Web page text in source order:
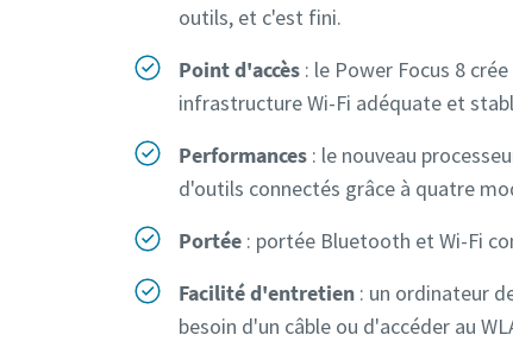
outils, et c'est fini.
Point d'accès : le Power Focus 8
infrastructure Wi-Fi adéquate et
Performances : le nouveau
d'outils connectés grâce à quatre
Portée : portée Bluetooth et Wi-Fi
Facilité d'entretien : un ordinateur
besoin d'un câble ou d'accéder au